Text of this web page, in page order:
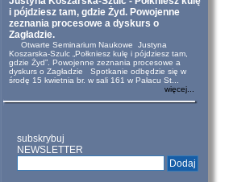
i pójdziesz tam, gdzie Żyd. Powojenne
zeznania procesowe a dyskurs o
Zagładzie.
Otwarte Seminarium Naukowe Justyna
Koszarska-Szulc „Połkniesz kulę i pójdziesz tam,
gdzie Żyd”. Powojenne zeznania procesowe a
dyskurs o Zagładzie Spotkanie odbędzie się w
środę 15 kwietnia br. w sali 161 w Pałacu St...
więcej...
subskrybuj
NEWSLETTER